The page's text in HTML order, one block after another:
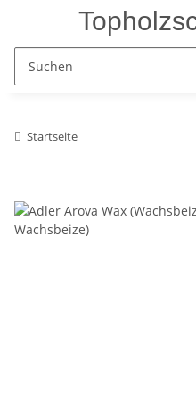
Startseite